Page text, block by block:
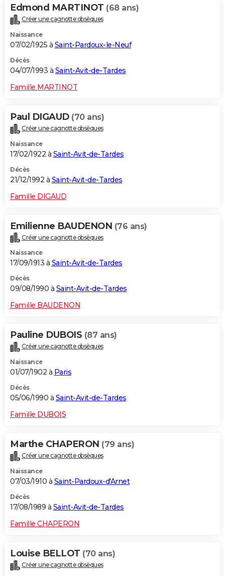
Edmond MARTINOT (68 ans)
Créer une cagnotte obsèques
Naissance
07/02/1925 à Saint-Pardoux-le-Neuf
Décès
04/07/1993 à Saint-Avit-de-Tardes
Famille MARTINOT
Paul DIGAUD (70 ans)
Créer une cagnotte obsèques
Naissance
17/02/1922 à Saint-Avit-de-Tardes
Décès
21/12/1992 à Saint-Avit-de-Tardes
Famille DIGAUD
Emilienne BAUDENON (76 ans)
Créer une cagnotte obsèques
Naissance
17/09/1913 à Saint-Avit-de-Tardes
Décès
09/08/1990 à Saint-Avit-de-Tardes
Famille BAUDENON
Pauline DUBOIS (87 ans)
Créer une cagnotte obsèques
Naissance
01/07/1902 à Paris
Décès
05/06/1990 à Saint-Avit-de-Tardes
Famille DUBOIS
Marthe CHAPERON (79 ans)
Créer une cagnotte obsèques
Naissance
07/03/1910 à Saint-Pardoux-d'Arnet
Décès
17/08/1989 à Saint-Avit-de-Tardes
Famille CHAPERON
Louise BELLOT (70 ans)
Créer une cagnotte obsèques